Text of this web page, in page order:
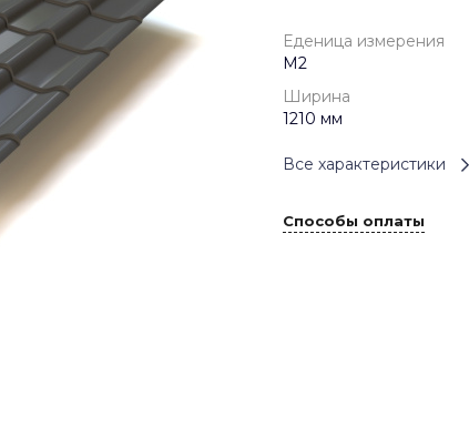
Еденица измерения
М2
Ширина
1210 мм
Все характеристики
Способы оплаты